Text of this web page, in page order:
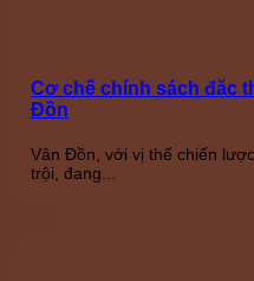
Cơ chế chính sách đặc
Đồn
Vân Đồn, với vị thế chiến
trội, đang...